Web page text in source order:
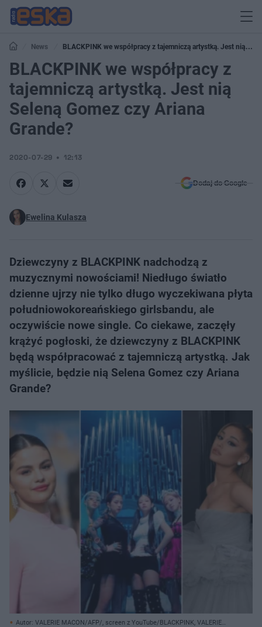
News
BLACKPINK we współpracy z tajemniczą artystką. Jest nią
Seleną Gomez czy Ariana Grande?
BLACKPINK we współpracy z
tajemniczą artystką. Jest nią
Seleną Gomez czy Ariana
Grande?
2020-07-29 12:13
Dodaj do Google
Ewelina Kulasza
Dziewczyny z BLACKPINK nadchodzą z
muzycznymi nowościami! Niedługo światło
dzienne ujrzy nie tylko długo wyczekiwana płyta
południowokoreańskiego girlsbandu, ale
oczywiście nowe single. Co ciekawe, zaczęły
krążyć pogłoski, że dziewczyny z BLACKPINK
będą współpracować z tajemniczą artystką. Jak
myślicie, będzie nią Selena Gomez czy Ariana
Grande?
Autor: VALERIE MACON/AFP/, screen z YouTube/BLACKPINK, VALERIE